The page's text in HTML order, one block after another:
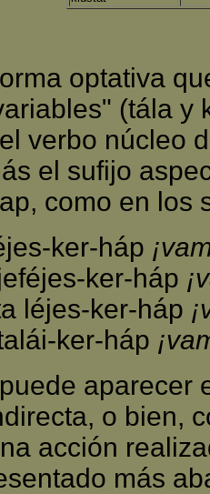
optativa
(tála y
verbo núcleo
el sufijo
como en los
ker-háp
ker-háp
léjes-ker-háp
ker-háp
aparecer
o bien,
acción
más